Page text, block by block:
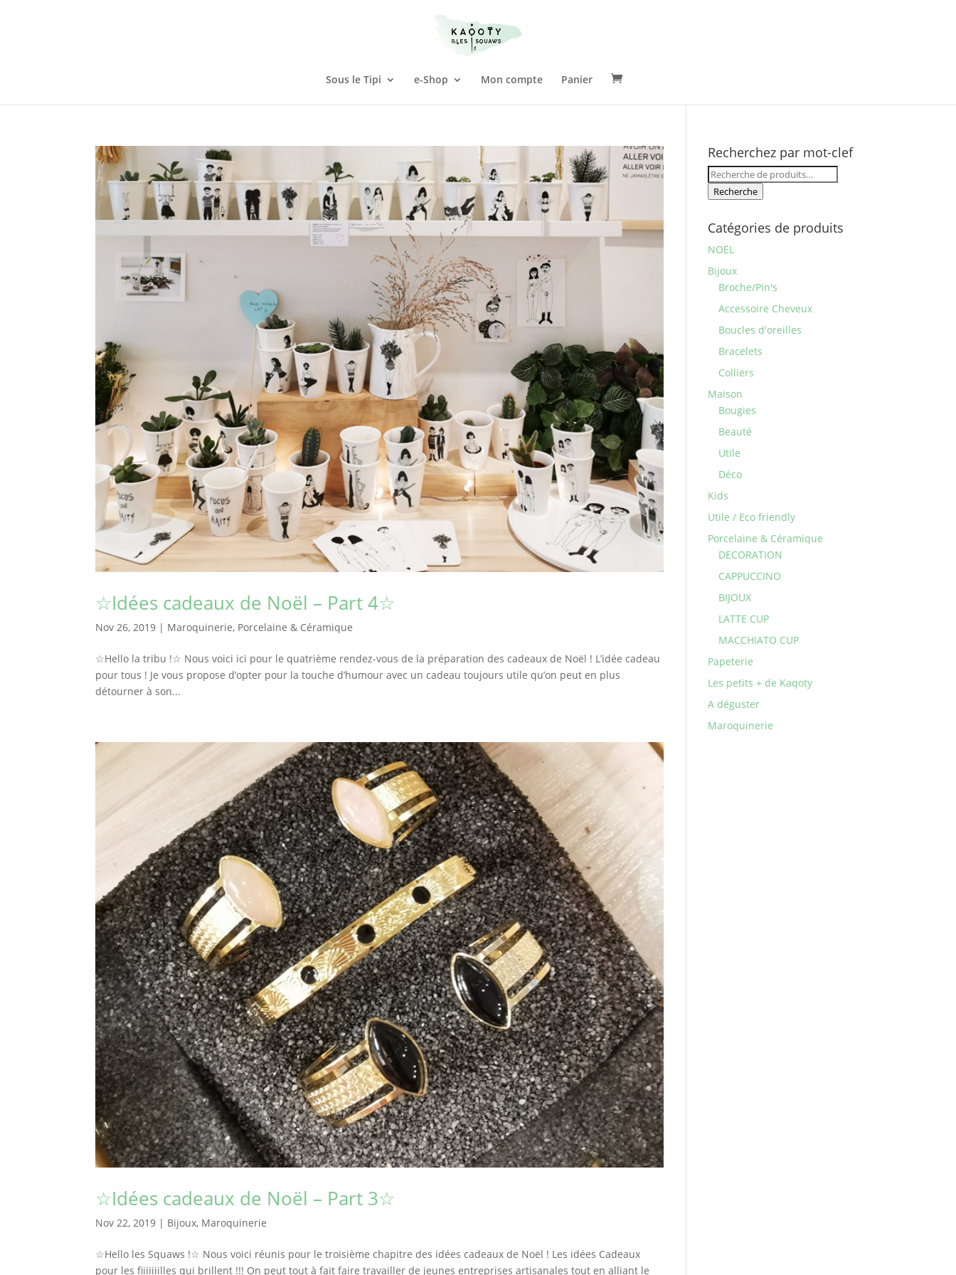
Sous le Tipi e-Shop Mon compte Panier
☆Idées cadeaux de Noël – Part 4☆
Nov 26, 2019 | Maroquinerie, Porcelaine & Céramique
☆Hello la tribu !☆ Nous voici ici pour le quatrième rendez-vous de la préparation des cadeaux de Noël ! L’idée cadeau
pour tous ! Je vous propose d’opter pour la touche d’humour avec un cadeau toujours utile qu’on peut en plus
détourner à son...
☆Idées cadeaux de Noël – Part 3☆
Nov 22, 2019 | Bijoux, Maroquinerie
☆Hello les Squaws !☆ Nous voici réunis pour le troisième chapitre des idées cadeaux de Noël ! Les idées Cadeaux
pour les fiiiiiiilles qui brillent !!! On peut tout à fait faire travailler de jeunes entreprises artisanales tout en alliant le
Recherchez par mot-clef
Recherche
pour :
Recherche
Catégories de produits
NOËL
Bijoux
Broche/Pin's
Accessoire Cheveux
Boucles d'oreilles
Bracelets
Colliers
Maison
Bougies
Beauté
Utile
Déco
Kids
Utile / Eco friendly
Porcelaine & Céramique
DECORATION
CAPPUCCINO
BIJOUX
LATTE CUP
MACCHIATO CUP
Papeterie
Les petits + de Kaqoty
A déguster
Maroquinerie